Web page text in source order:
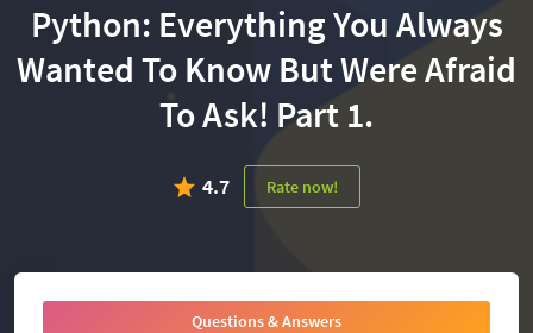
Python: Everything You Always
Wanted To Know But Were Afraid
To Ask! Part 1.
4.7 Rate now!
Questions & Answers